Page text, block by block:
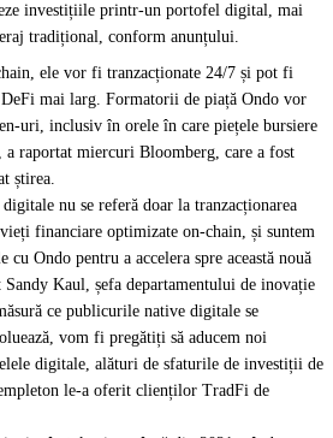
investițiile printr-un portofel digital, mai
tradițional, conform anunțului.
ele vor fi tranzacționate 24/7 și pot fi
mai larg. Formatorii de piață Ondo vor
uri, inclusiv în orele în care piețele bursiere
raportat miercuri Bloomberg, care a fost
știrea.
nu se referă doar la tranzacționarea
financiare optimizate on-chain, și suntem
Ondo pentru a accelera spre această nouă
Kaul, șefa departamentului de inovație
ce publicurile native digitale se
vom fi pregătiți să aducem noi
digitale, alături de sfaturile de investiții de
le-a oferit clienților TradFi de